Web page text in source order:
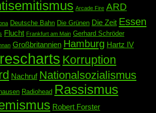
Arcade Fire ARD
Deutsche Bahn Die Grünen Die Zeit Essen
Flucht Frankfurt am Main Gerhard Schröder
Großbritannien Hamburg Hartz IV
Korruption
Nachruf Nationalsozialismus
Radiohead Rassismus
Robert Forster